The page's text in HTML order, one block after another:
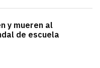
y mueren al
de escuela